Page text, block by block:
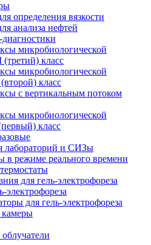
определения вязкости
анализа нефтей
микробиологической
(третий) класс
микробиологической
класс
с вертикальным потоком
микробиологической
класс
лабораторий и СИЗы
в режиме реального времени
для гель-электрофореза
электрофореза
для гель-электрофореза
камеры